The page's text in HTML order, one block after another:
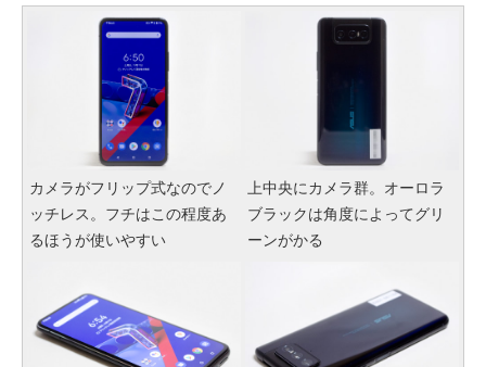
カメラがフリップ式なのでノ
ッチレス。フチはこの程度あ
るほうが使いやすい
上中央にカメラ群。オーロラ
ブラックは角度によってグリ
ーンがかる